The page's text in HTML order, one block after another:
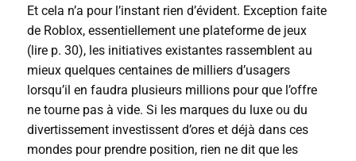
Et cela n’a pour l’instant rien d’évident. Exception faite
de Roblox, essentiellement une plateforme de jeux
(lire p. 30), les initiatives existantes rassemblent au
mieux quelques centaines de milliers d’usagers
lorsqu’il en faudra plusieurs millions pour que l’offre
ne tourne pas à vide. Si les marques du luxe ou du
divertissement investissent d’ores et déjà dans ces
mondes pour prendre position, rien ne dit que les